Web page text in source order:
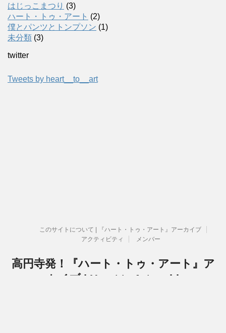
はじっこまつり (3)
ハート・トゥ・アート (2)
僕とパンツとトンプソン (1)
未分類 (3)
twitter
Tweets by heart__to__art
このサイトについて | 『ハート・トゥ・アート』アーカイブ
アクティビティ
メンバー
高円寺発！『ハート・トゥ・アート』ア
ーカイブ | Heart to Art archive